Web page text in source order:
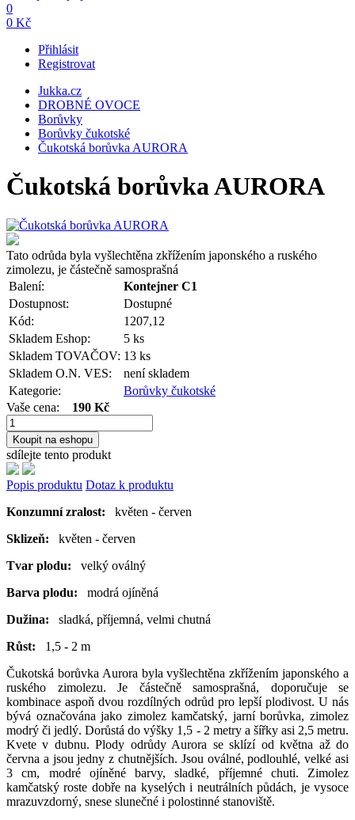
0
0 Kč
Přihlásit
Registrovat
Jukka.cz
DROBNÉ OVOCE
Borůvky
Borůvky čukotské
Čukotská borůvka AURORA
Čukotská borůvka AURORA
Tato odrůda byla vyšlechtěna zkřížením japonského a ruského
zimolezu, je částečně samosprašná
Balení:
Kontejner C1
Dostupnost:
Dostupné
Kód:
1207,12
Skladem Eshop:
5 ks
Skladem TOVAČOV: 13 ks
Skladem O.N. VES:
není skladem
Kategorie:
Borůvky čukotské
Vaše cena: 190 Kč
Koupit na eshopu
sdílejte tento produkt
Popis produktu Dotaz k produktu
Konzumní zralost: květen - červen
Sklizeň: květen - červen
Tvar plodu: velký oválný
Barva plodu: modrá ojíněná
Dužina: sladká, příjemná, velmi chutná
Růst:
1,5 - 2 m
Čukotská borůvka Aurora byla vyšlechtěna zkřížením japonského a
ruského zimolezu. Je částečně samosprašná, doporučuje se
kombinace aspoň dvou rozdílných odrůd pro lepší plodivost. U nás
bývá označována jako zimolez kamčatský, jarní borůvka, zimolez
modrý či jedlý. Dorůstá do výšky 1,5 - 2 metry a šířky asi 2,5 metru.
Kvete v dubnu. Plody odrůdy Aurora se sklízí od května až do
června a jsou jedny z chutnějších. Jsou oválné, podlouhlé, velké asi
3 cm, modré ojíněné barvy, sladké, příjemné chuti. Zimolez
kamčatský roste dobře na kyselých i neutrálních půdách, je vysoce
mrazuvzdorný, snese slunečné i polostinné stanoviště.